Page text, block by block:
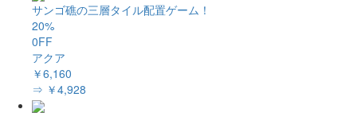
サンゴ礁の三層タイル配置ゲーム！
20%
0FF
アクア
￥6,160
⇒ ￥4,928